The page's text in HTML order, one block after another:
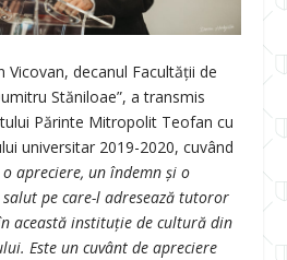
Vicovan, decanul Facultății de
Stăniloae”, a transmis
Părinte Mitropolit Teofan cu
universitar 2019-2020, cuvând
apreciere, un îndemn și o
pe care-l adresează tutoror
această instituție de cultură din
Este un cuvânt de apreciere